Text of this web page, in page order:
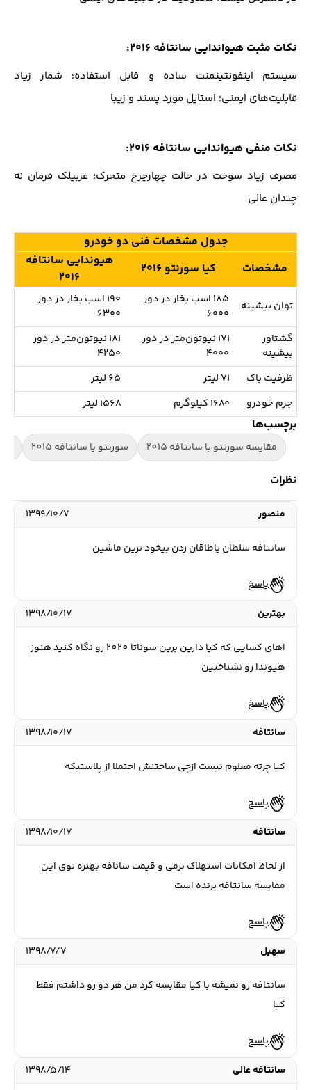
نکات مثبت هیواندایی سانتافه ۲۰۱۶:
سیستم اینفونتینمنت ساده و قابل استفاده؛ شمار زیاد
قابلیت‌های ایمنی؛ استایل مورد پسند و زیبا
نکات منفی هیواندایی سانتافه ۲۰۱۶:
مصرف زیاد سوخت در حالت چهارچرخ متحرک؛ غربیلک فرمان نه
چندان عالی
جدول مشخصات فنی دو خودرو
مشخصات
کیا سورنتو ۲۰۱۶
هیوندایی سانتافه
۲۰۱۶
توان بیشینه
۱۸۵ اسب بخار در دور
۶۰۰۰
۱۹۰ اسب بخار در دور
۶۳۰۰
گشتاور
بیشینه
۱۷۱ نیوتون‌متر در دور
۴۰۰۰
۱۸۱ نیوتون‌متر در دور
۴۲۵۰
ظرفیت باک
۷۱ لیتر
۶۵ لیتر
جرم خودرو
۱۶۸۰ کیلوگرم ۱۵۶۸ لیتر
برچسب‌ها
مقایسه سورنتو با سانتافه 2015 سورنتو یا سانتافه 2015
نظرات
منصور ۱۳۹۹/۱۰/۷
سانتافه سلطان یاطاقان زدن بیخود ترین ماشین
پاسخ
بهترین
۱۳۹۸/۱۰/۱۷
اهای کسایی که کیا دارین برین سوناتا 2020 رو نگاه کنید هنوز
هیوندا رو نشناختین
پاسخ
سانتافه
۱۳۹۸/۱۰/۱۷
کیا چرته معلوم نیست ازچی ساختنش احتملا از پلاستیکه
پاسخ
سانتافه
۱۳۹۸/۱۰/۱۷
از لحاظ امکانات استهلاک نرمی و قیمت ساتافه بهتره توی این
مقایسه سانتافه برنده است
پاسخ
سهيل
۱۳۹۸/۷/۷
سانتافه رو نميشه با كيا مقابسه كرد من هر دو رو داشتم فقط
كيا
پاسخ
سانتافه عالی
۱۳۹۸/۵/۱۴